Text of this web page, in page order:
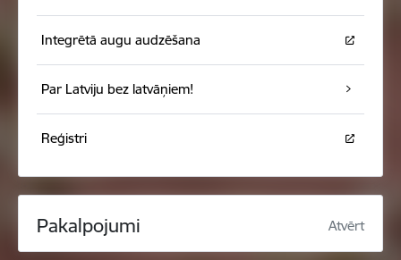
Integrētā augu audzēšana
Par Latviju bez latvāņiem!
Reģistri
Pakalpojumi Atvērt